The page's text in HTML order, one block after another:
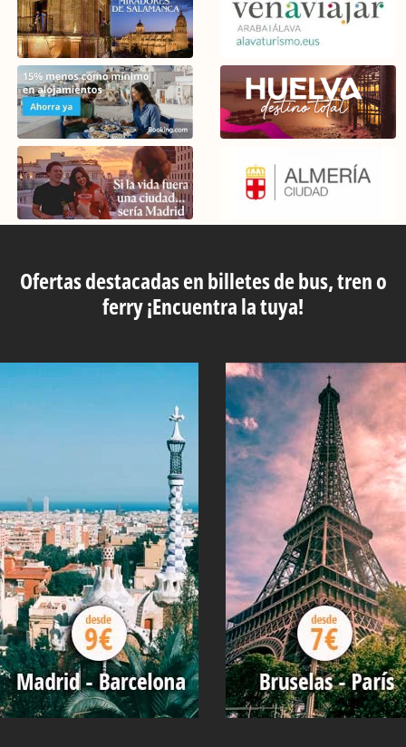
Ofertas destacadas en billetes de bus, tren o
ferry ¡Encuentra la tuya!